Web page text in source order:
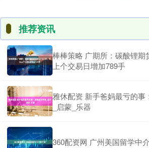
推荐资讯
棒棒策略 广期所：碳酸锂期
上个交易日增加789手
雅休配资 新手爸妈最亏的
_启蒙_乐器
360配资网 广州美国留学中